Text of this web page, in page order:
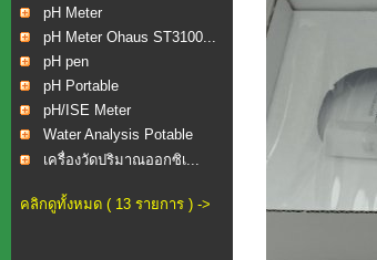
pH Meter
pH Meter Ohaus ST3100...
pH pen
pH Portable
pH/ISE Meter
Water Analysis Potable
เครื่องวัดปริมาณออกซิเ...
คลิกดูทั้งหมด ( 13 รายการ ) ->